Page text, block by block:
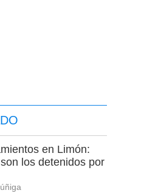
en Limón:
los detenidos por